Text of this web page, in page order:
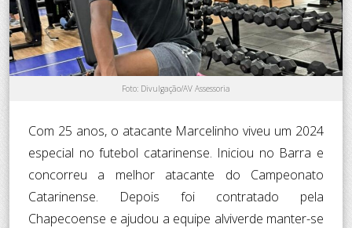
Foto: Divulgação/AV Assessoria
Com 25 anos, o atacante Marcelinho viveu um 2024
especial no futebol catarinense. Iniciou no Barra e
concorreu a melhor atacante do Campeonato
Catarinense. Depois foi contratado pela
Chapecoense e ajudou a equipe alviverde manter-se